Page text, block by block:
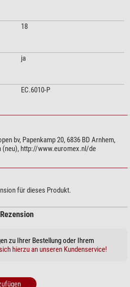
18
ja
EC.6010-P
bv, Papenkamp 20, 6836 BD Arnhem,
http://www.euromex.nl/de
für dieses Produkt.
zu Ihrer Bestellung oder Ihrem
hierzu an unseren Kundenservice!